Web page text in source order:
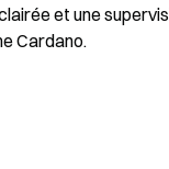
et une
Cardano.